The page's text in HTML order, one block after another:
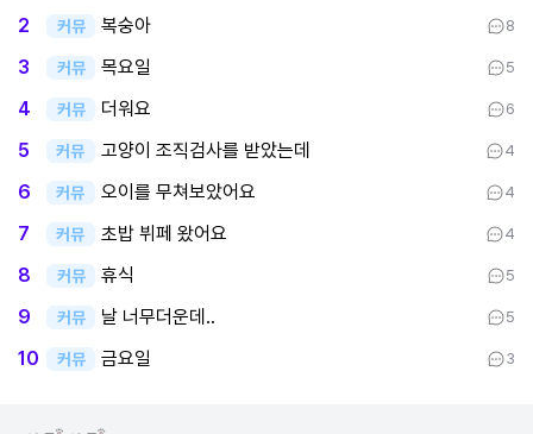
2 커뮤 복숭아 8
3 커뮤 목요일 5
4 커뮤 더워요 6
5 커뮤 고양이 조직검사를 받았는데 4
6 커뮤 오이를 무쳐보았어요 4
7 커뮤 초밥 뷔페 왔어요 4
8 커뮤 휴식 5
9 커뮤 날 너무더운데.. 5
10 커뮤 금요일 3